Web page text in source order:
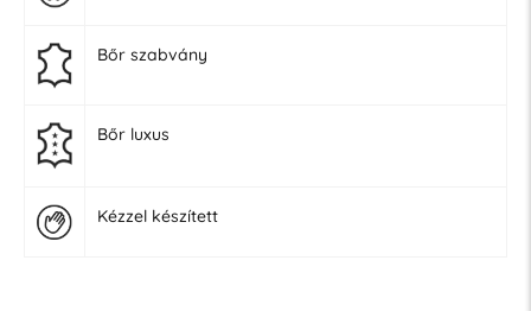
Bőr szabvány
Bőr luxus
Kézzel készített